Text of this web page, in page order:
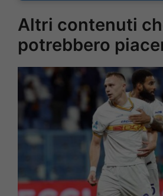
Altri contenuti
potrebbero